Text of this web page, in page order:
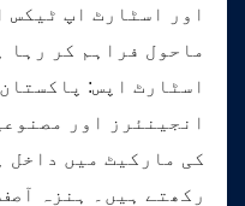
اور اسٹارٹ اپ ٹیکس
ماحول فراہم کر رہا
اسٹارٹ اپس:
انجینئرز اور
کی مارکیٹ میں داخل
رکھتے ہیں۔ ہنزہ